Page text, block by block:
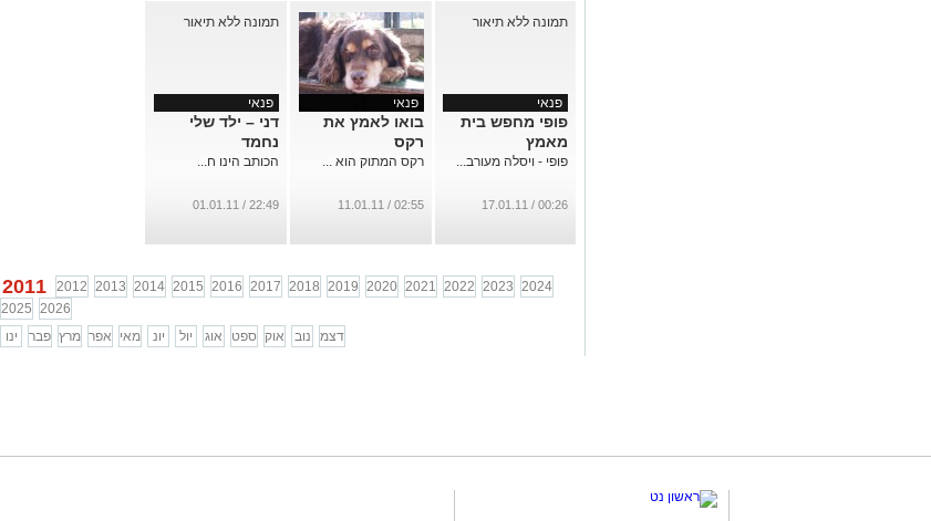
פנאי
פופי מחפש בית
מאמץ
פופי - ויסלה מעורב...
00:26 / 17.01.11
פנאי
בואו לאמץ את
רקס
רקס המתוק הוא ...
02:55 / 11.01.11
פנאי
דני – ילד שלי
נחמד
הכותב הינו ח...
22:49 / 01.01.11
2011 2012 2013 2014 2015 2016 2017 2018 2019 2020 2021 2022 2023 2024
2025 2026
ינו
פבר מרץ אפר מאי יונ יול אוג ספט אוק נוב דצמ